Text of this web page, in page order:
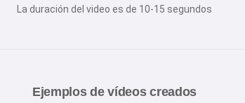
La duración del video es de 10-15 segundos
Ejemplos de vídeos creados